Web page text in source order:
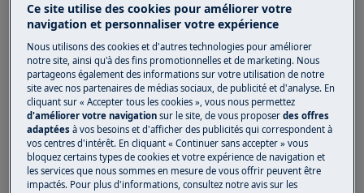
Avant toute opération de maintenance, éteignez
l'appareil et débranchez la fiche secteur de la prise.
Faites toujours attention lorsque vous déplacez des
appareils, pour les appareils lourds, il faut deux
personnes pour le déplacer.
Utilisez toujours des gants de sécurité et des
chaussures fermées.
Ce site utilise des cookies pour améliorer votre
navigation et personnaliser votre expérience
Nous utilisons des cookies et d'autres technologies pour améliorer
notre site, ainsi qu'à des fins promotionnelles et de marketing. Nous
partageons également des informations sur votre utilisation de notre
site avec nos partenaires de médias sociaux, de publicité et d'analyse. En
cliquant sur « Accepter tous les cookies », vous nous permettez
d'améliorer votre navigation sur le site, de vous proposerdes offres
adaptées à vos besoins et d'afficher des publicités qui correspondent à
vos centres d'intérêt. En cliquant « Continuer sans accepter » vous
bloquez certains types de cookies et votre expérience de navigation et
les services que nous sommes en mesure de vous offrir peuvent être
impactés. Pour plus d'informations, consultez notre avis sur les